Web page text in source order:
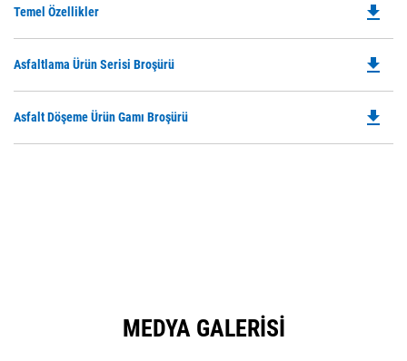
Temel Özellikler
a
file_download
Asfaltlama Ürün Serisi Broşürü
a
file_download
Asfalt Döşeme Ürün Gamı Broşürü file_download
MEDYA GALERISI